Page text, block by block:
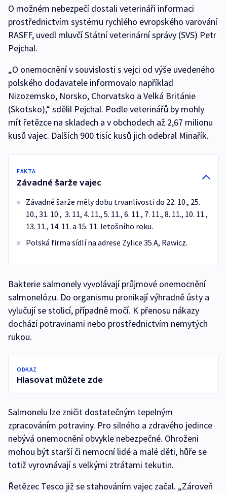
O možném nebezpečí dostali veterináři informaci
prostřednictvím systému rychlého evropského varování
RASFF, uvedl mluvčí Státní veterinární správy (SVS) Petr
Pejchal.
„O onemocnění v souvislosti s vejci od výše uvedeného
polského dodavatele informovalo například
Nizozemsko, Norsko, Chorvatsko a Velká Británie
(Skotsko),“ sdělil Pejchal. Podle veterinářů by mohly
mít řetězce na skladech a v obchodech až 2,67 milionu
kusů vajec. Dalších 900 tisíc kusů jich odebral Minařík.
FAKTA
Závadné šarže vajec
Závadné šarže měly dobu trvanlivosti do 22. 10., 25.
10., 31. 10., 3. 11, 4. 11., 5. 11., 6. 11., 7. 11., 8. 11., 10. 11.,
13. 11., 14. 11. a 15. 11. letošního roku.
Polská firma sídlí na adrese Zylice 35 A, Rawicz.
Bakterie salmonely vyvolávají průjmové onemocnění
salmonelózu. Do organismu pronikají výhradně ústy a
vylučují se stolicí, případně močí. K přenosu nákazy
dochází potravinami nebo prostřednictvím nemytých
rukou.
ODKAZ
Hlasovat můžete zde
Salmonelu lze zničit dostatečným tepelným
zpracováním potraviny. Pro silného a zdravého jedince
nebývá onemocnění obvykle nebezpečné. Ohroženi
mohou být starší či nemocní lidé a malé děti, hůře se
totiž vyrovnávají s velkými ztrátami tekutin.
Řetězec Tesco již se stahováním vajec začal. „Zároveň